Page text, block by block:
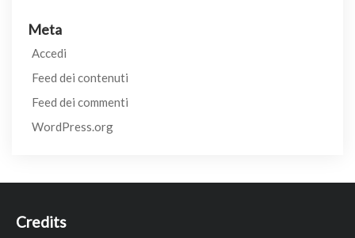
Meta
Accedi
Feed dei contenuti
Feed dei commenti
WordPress.org
Credits